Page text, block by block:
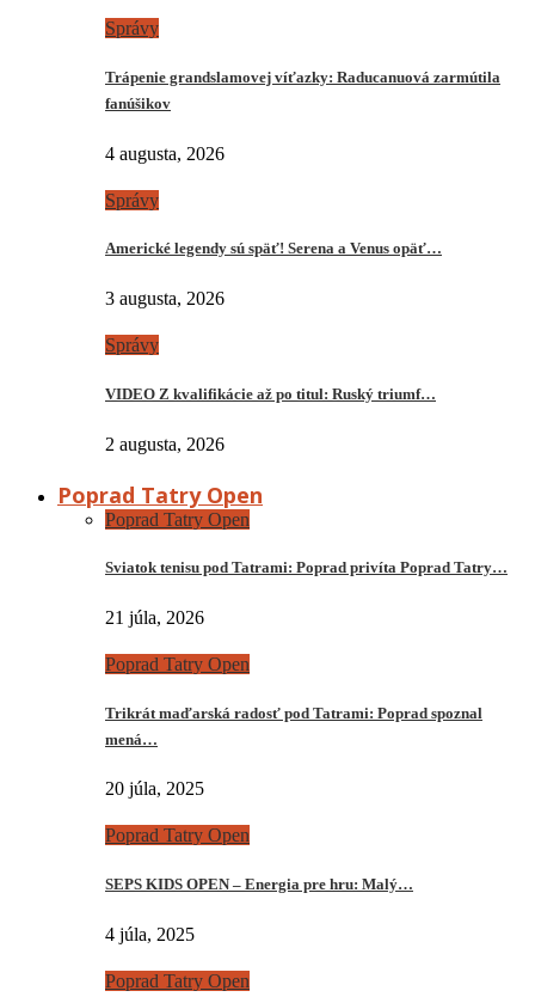
Správy
Trápenie grandslamovej víťazky: Raducanuová zarmútila
fanúšikov
4 augusta, 2026
Správy
Americké legendy sú späť! Serena a Venus opäť…
3 augusta, 2026
Správy
VIDEO Z kvalifikácie až po titul: Ruský triumf…
2 augusta, 2026
Poprad Tatry Open
Poprad Tatry Open
Sviatok tenisu pod Tatrami: Poprad privíta Poprad Tatry…
21 júla, 2026
Poprad Tatry Open
Trikrát maďarská radosť pod Tatrami: Poprad spoznal
mená…
20 júla, 2025
Poprad Tatry Open
SEPS KIDS OPEN – Energia pre hru: Malý…
4 júla, 2025
Poprad Tatry Open